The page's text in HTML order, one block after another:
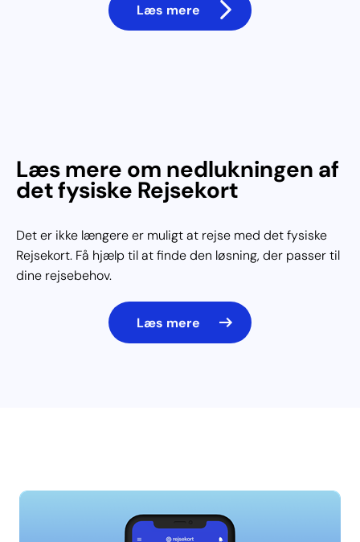
Læs mere
Læs mere om nedlukningen af
det fysiske Rejsekort
Det er ikke længere er muligt at rejse med det fysiske
Rejsekort. Få hjælp til at finde den løsning, der passer til
dine rejsebehov.
Læs mere